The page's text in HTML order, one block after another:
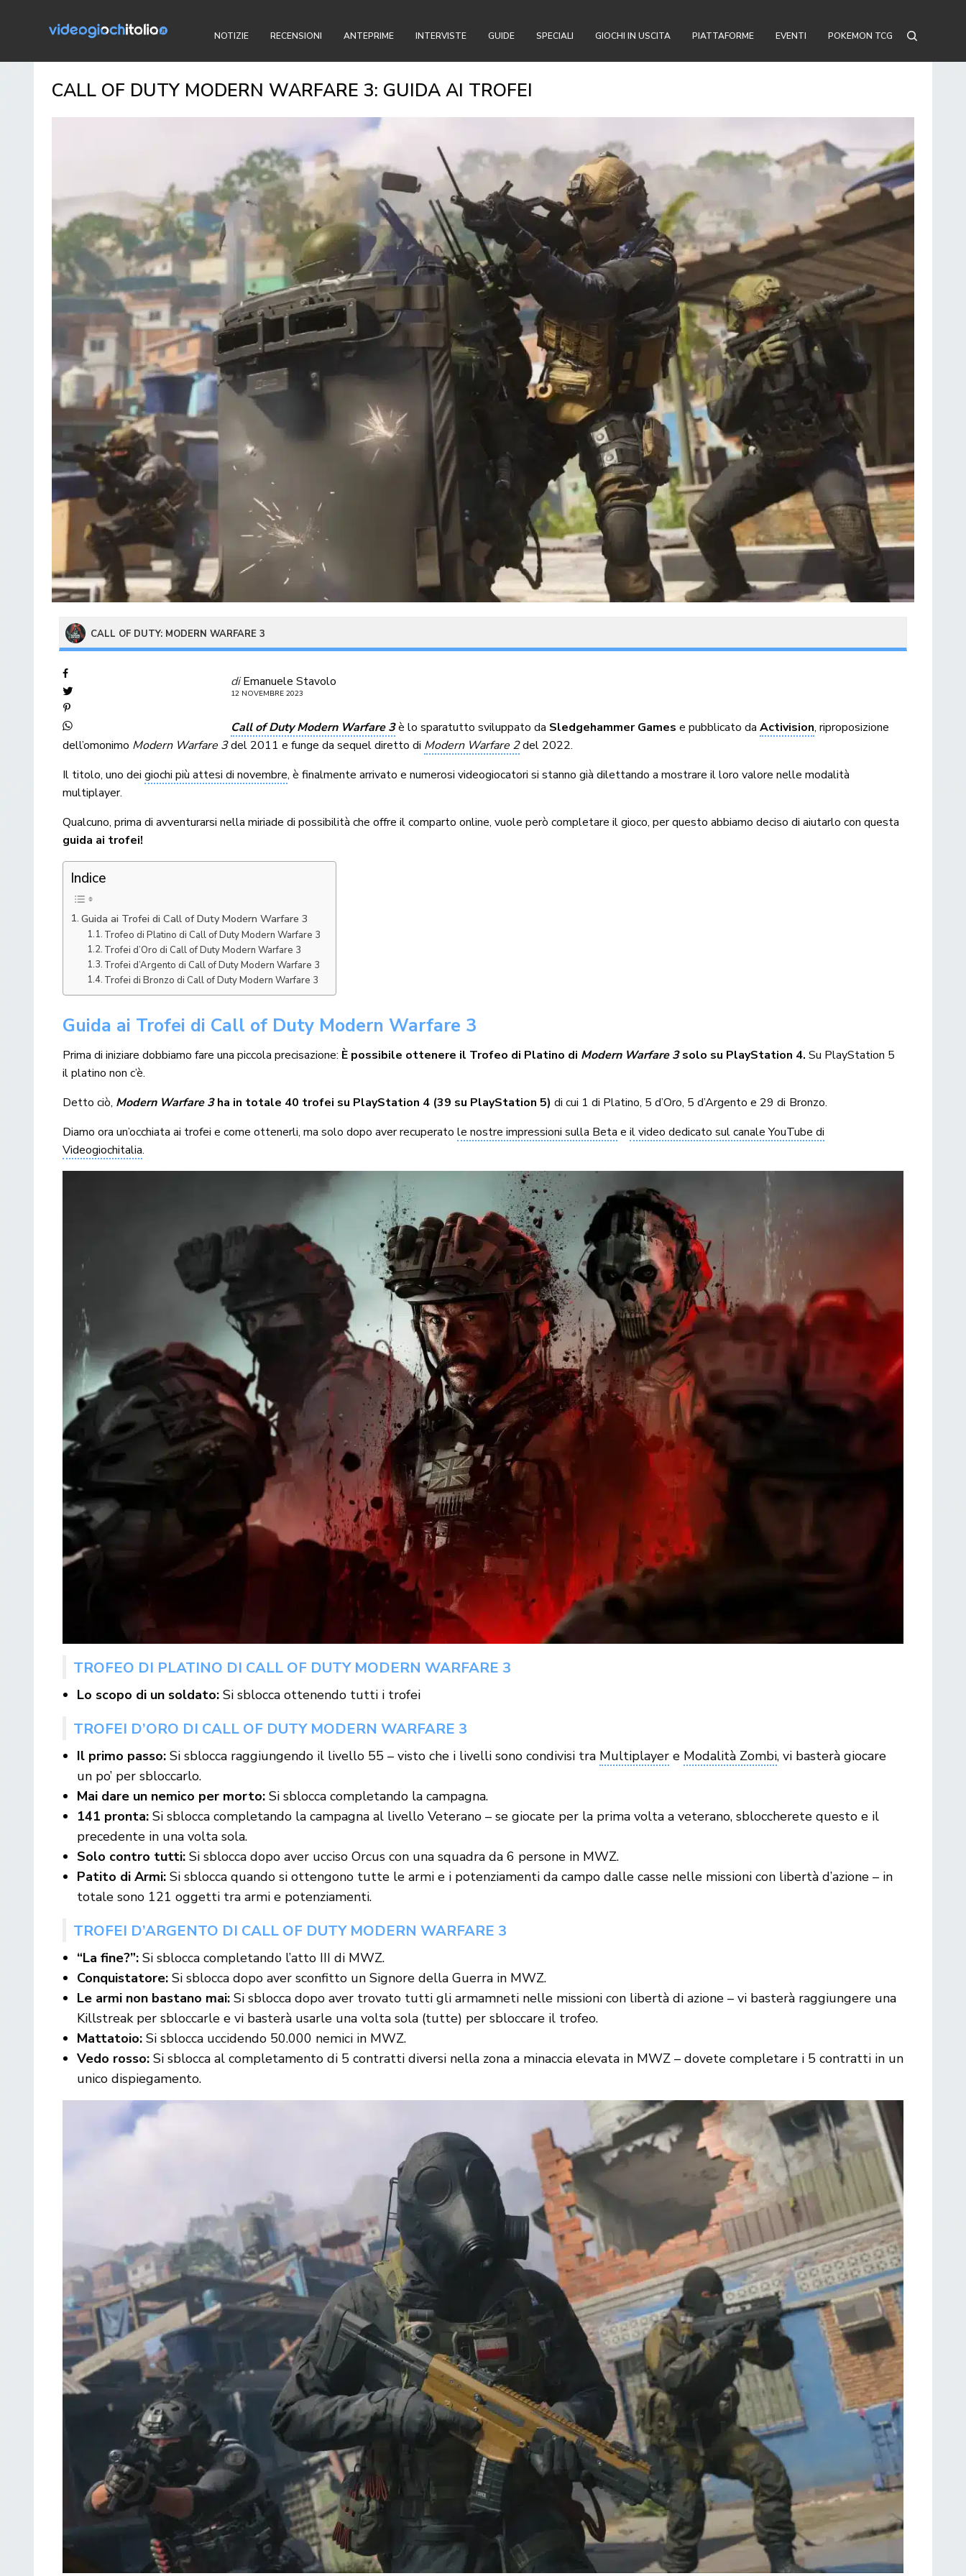
NOTIZIE RECENSIONI ANTEPRIME INTERVISTE GUIDE SPECIALI GIOCHI IN USCITA PIATTAFORME EVENTI POKEMON TCG
CALL OF DUTY MODERN WARFARE 3: GUIDA AI TROFEI
CALL OF DUTY: MODERN WARFARE 3
di Emanuele Stavolo
12 NOVEMBRE 2023
Call of Duty Modern Warfare 3è lo sparatutto sviluppato da Sledgehammer Games e pubblicato daActivision, riproposizione
dell’omonimo Modern Warfare 3del 2011 e funge da sequel diretto di Modern Warfare 2del 2022.
Il titolo, uno deigiochi più attesi di novembre, è finalmente arrivato e numerosi videogiocatori si stanno già dilettando a mostrare il loro valore nelle modalità
multiplayer.
Qualcuno, prima di avventurarsi nella miriade di possibilità che offre il comparto online, vuole però completare il gioco, per questo abbiamo deciso di aiutarlo con questa
guida ai trofei!
Indice
Guida ai Trofei di Call of Duty Modern Warfare 3
Trofeo di Platino di Call of Duty Modern Warfare 3
Trofei d’Oro di Call of Duty Modern Warfare 3
Trofei d’Argento di Call of Duty Modern Warfare 3
Trofei di Bronzo di Call of Duty Modern Warfare 3
Guida ai Trofei di Call of Duty Modern Warfare 3
Prima di iniziare dobbiamo fare una piccola precisazione: È possibile ottenere il Trofeo di Platino di Modern Warfare 3solo su PlayStation 4. Su PlayStation 5
il platino non c’è.
Detto ciò, Modern Warfare 3ha in totale 40 trofei su PlayStation 4 (39 su PlayStation 5) di cui 1 di Platino, 5 d’Oro, 5 d’Argento e 29 di Bronzo.
Diamo ora un’occhiata ai trofei e come ottenerli, ma solo dopo aver recuperatole nostre impressioni sulla Beta eil video dedicato sul canale YouTube di
Videogiochitalia.
TROFEO DI PLATINO DI CALL OF DUTY MODERN WARFARE 3
Lo scopo di un soldato: Si sblocca ottenendo tutti i trofei
TROFEI D’ORO DI CALL OF DUTY MODERN WARFARE 3
Il primo passo: Si sblocca raggiungendo il livello 55 – visto che i livelli sono condivisi tra Multiplayer e Modalità Zombi, vi basterà giocare
un po’ per sbloccarlo.
Mai dare un nemico per morto: Si sblocca completando la campagna.
141 pronta: Si sblocca completando la campagna al livello Veterano – se giocate per la prima volta a veterano, sbloccherete questo e il
precedente in una volta sola.
Solo contro tutti: Si sblocca dopo aver ucciso Orcus con una squadra da 6 persone in MWZ.
Patito di Armi: Si sblocca quando si ottengono tutte le armi e i potenziamenti da campo dalle casse nelle missioni con libertà d’azione – in
totale sono 121 oggetti tra armi e potenziamenti.
TROFEI D’ARGENTO DI CALL OF DUTY MODERN WARFARE 3
“La fine?”: Si sblocca completando l’atto III di MWZ.
Conquistatore: Si sblocca dopo aver sconfitto un Signore della Guerra in MWZ.
Le armi non bastano mai: Si sblocca dopo aver trovato tutti gli armamneti nelle missioni con libertà di azione – vi basterà raggiungere una
Killstreak per sbloccarle e vi basterà usarle una volta sola (tutte) per sbloccare il trofeo.
Mattatoio: Si sblocca uccidendo 50.000 nemici in MWZ.
Vedo rosso: Si sblocca al completamento di 5 contratti diversi nella zona a minaccia elevata in MWZ – dovete completare i 5 contratti in un
unico dispiegamento.